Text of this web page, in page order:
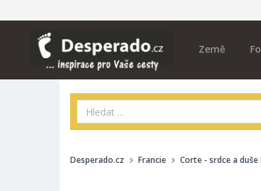
Země
Desperado.cz Francie Corte - srdce a duše